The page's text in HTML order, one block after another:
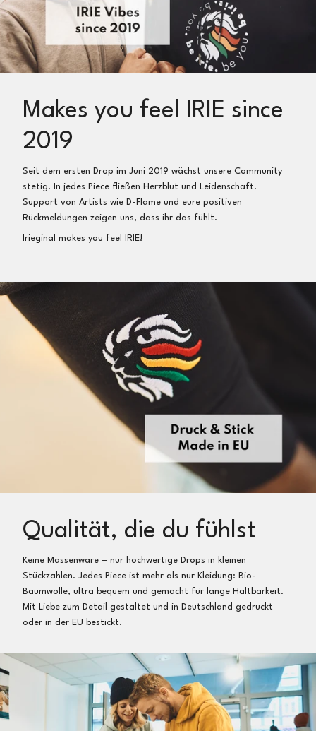
30 Tage Rückgaberecht
So einfach geht’s:
Artikel ins Paket, Frankieren (z.B. online alsMaxi
für 2,75€) und an Irieginal, Sichterwiese 23a, 32758
Detmold, Deutschland zurücksenden
Wir erstatten dir dann dein Geld nach Eingang und
Prüfung der Artikel direkt zurück
Umtausch:
Gerne führen wir einen Umtausch in eine andere Größe
oder in einen anderen Artikel durch
Frankieren (z.B. online alsMaxi Briefinkl.
und an Irieginal, Sichterwiese 23a, 32758 Detmold,
Deutschland zurücksenden
Nach Erhalt der Sendung schicken wir dir umgehend
deinen neuen Artikel kostenfrei zu
Makes you feel IRIE since
2019
Seit dem ersten Drop im Juni 2019 wächst unsere Community
stetig. In jedes Piece fließen Herzblut und Leidenschaft.
Support von Artists wie D-Flame und eure positiven
Rückmeldungen zeigen uns, dass ihr das fühlt.
Irieginal makes you feel IRIE!
Qualität, die du fühlst
Keine Massenware – nur hochwertige Drops in kleinen
Stückzahlen. Jedes Piece ist mehr als nur Kleidung: Bio-
Baumwolle, ultra bequem und gemacht für lange Haltbarkeit.
Mit Liebe zum Detail gestaltet und in Deutschland gedruckt
oder in der EU bestickt.